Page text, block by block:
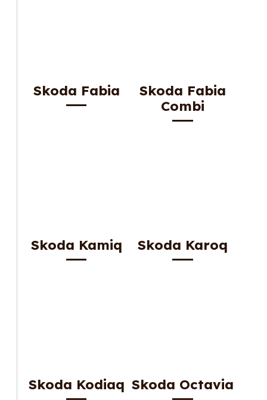
Skoda Fabia
Skoda Fabia
Combi
Skoda Kamiq Skoda Karoq
Skoda Kodiaq Skoda Octavia